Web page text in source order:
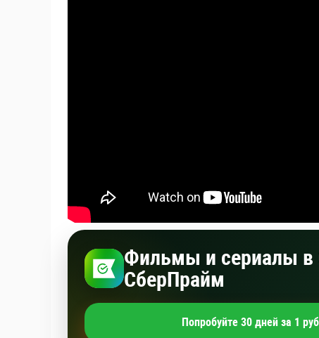
Фильмы и сериалы в
СберПрайм
Попробуйте 30 дней за 1